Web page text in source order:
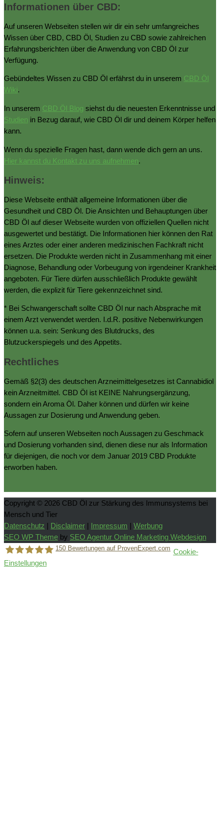
Informationen über CBD:
Auf unseren Webseiten stellen wir dir ein sehr umfangreiches
Wissen über CBD, CBD Öl, Studien zu CBD sowie zahlreichen
Erfahrungsberichten über die Anwendung von CBD Öl zur
Verfügung.
Gebündeltes Wissen zu CBD Öl erfährst du in unserem CBD Öl
Wiki.
In unserem CBD Öl Blog siehst du die neuesten Erkenntnisse und
Studien in Bezug darauf, wie CBD Öl dir und deinem Körper helfen
kann.
Wenn du spezielle Fragen hast, dann wende dich gern an uns.
Hier kannst du Kontakt zu uns aufnehmen.
Hinweis:
Diese Webseite enthält allgemeine Informationen über die
Gesundheit und CBD Öl. Die Ansichten und Behauptungen über
CBD Öl auf dieser Webseite wurden von offiziellen Quellen nicht
ausgewertet und bestätigt. Die Informationen hier können den Rat
eines Arztes oder einer anderen medizinischen Fachkraft nicht
ersetzen. Die Produkte werden nicht in Zusammenhang mit einer
Diagnose, Behandlung oder Vorbeugung von irgendeiner Krankheit
angeboten. Für Tiere dürfen ausschließlich Produkte gewählt
werden, die explizit für Tiere gekennzeichnet sind.
* Bei Schwangerschaft sollte CBD Öl nur nach Absprache mit
einem Arzt verwendet werden. I.d.R. positive Nebenwirkungen
können u.a. sein: Senkung des Blutdrucks, des
Blutzuckerspiegels und des Appetits.
Rechtliches
Gemäß §2(3) des deutschen Arzneimittelgesetzes ist Cannabidiol
kein Arzneitmittel. CBD Öl ist KEINE Nahrungsergänzung,
sondern ein Aroma Öl. Daher können und dürfen wir keine
Aussagen zur Dosierung und Anwendung geben.
Sofern auf unseren Webseiten noch Aussagen zu Geschmack
und Dosierung vorhanden sind, dienen diese nur als Information
für diejenigen, die noch vor dem Januar 2019 CBD Produkte
erworben haben.
Copyright © 2026 CBD Öl zur Stärkung des Immunsystems bei
Mensch und Tier
Datenschutz
Disclaimer Impressum
Werbung
SEO WP Theme by SEO Agentur Online Marketing Webdesign
150 Bewertungen auf ProvenExpert.com Cookie-
Einstellungen